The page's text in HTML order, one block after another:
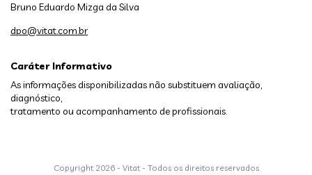
Caráter Informativo
As informações disponibilizadas não substituem avaliação,
diagnóstico,
tratamento ou acompanhamento de profissionais.
Bruno Eduardo Mizga da Silva
dpo@vitat.com.br
Copyright 2026 - Vitat - Todos os direitos reservados